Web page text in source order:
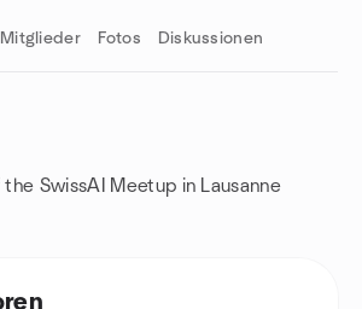
Mitglieder Fotos Diskussionen
SwissAI Meetup in Lausanne